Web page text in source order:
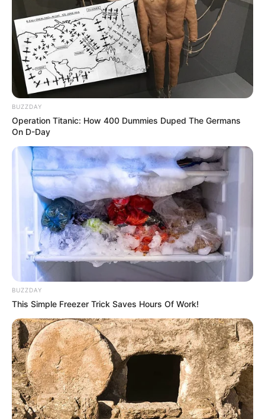
BUZZDAY
Operation Titanic: How 400 Dummies Duped The Germans
On D-Day
BUZZDAY
This Simple Freezer Trick Saves Hours Of Work!